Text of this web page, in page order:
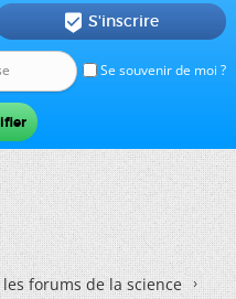
Se souvenir de moi ?
 S'inscrire
forums de la science